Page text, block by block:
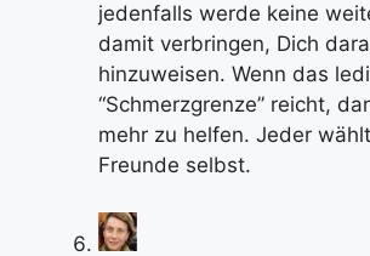
jedenfalls werde keine
damit verbringen, Dich
hinzuweisen. Wenn das
“Schmerzgrenze” reicht,
mehr zu helfen. Jeder
Freunde selbst.